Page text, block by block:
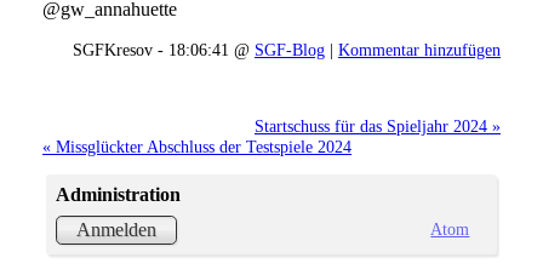
@gw_annahuette
SGFKresov - 18:06:41 @ SGF-Blog | Kommentar hinzufügen
Startschuss für das Spieljahr 2024 »
« Missglückter Abschluss der Testspiele 2024
Administration
Anmelden
Atom